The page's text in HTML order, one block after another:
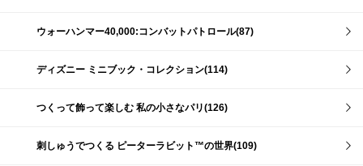
ウォーハンマー40,000:コンバットパトロール(87)
ディズニー ミニブック・コレクション(114)
つくって飾って楽しむ 私の小さなパリ(126)
刺しゅうでつくる ピーターラビット™の世界(109)